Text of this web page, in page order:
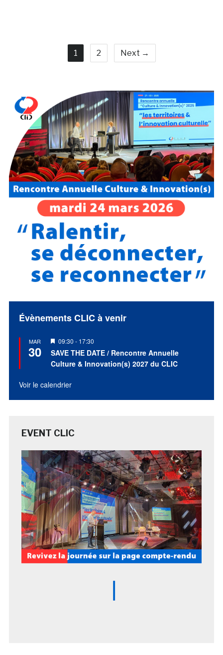
1 2 Next →
Évènements CLIC à venir
MAR
30
Mis
en
avant
09:30 - 17:30
SAVE THE DATE / Rencontre Annuelle
Culture & Innovation(s) 2027 du CLIC
Voir le calendrier
EVENT CLIC